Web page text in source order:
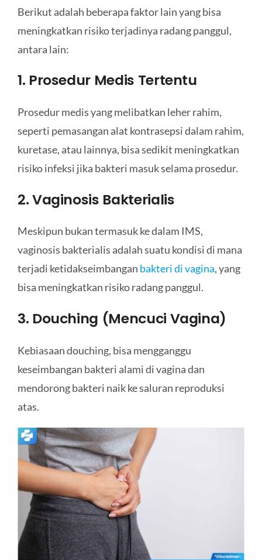
Berikut adalah beberapa faktor lain yang bisa
meningkatkan risiko terjadinya radang panggul,
antara lain:
1. Prosedur Medis Tertentu
Prosedur medis yang melibatkan leher rahim,
seperti pemasangan alat kontrasepsi dalam rahim,
kuretase, atau lainnya, bisa sedikit meningkatkan
risiko infeksi jika bakteri masuk selama prosedur.
2. Vaginosis Bakterialis
Meskipun bukan termasuk ke dalam IMS,
vaginosis bakterialis adalah suatu kondisi di mana
terjadi ketidakseimbangan bakteri di vagina, yang
bisa meningkatkan risiko radang panggul.
3. Douching (Mencuci Vagina)
Kebiasaan douching, bisa mengganggu
keseimbangan bakteri alami di vagina dan
mendorong bakteri naik ke saluran reproduksi
atas.